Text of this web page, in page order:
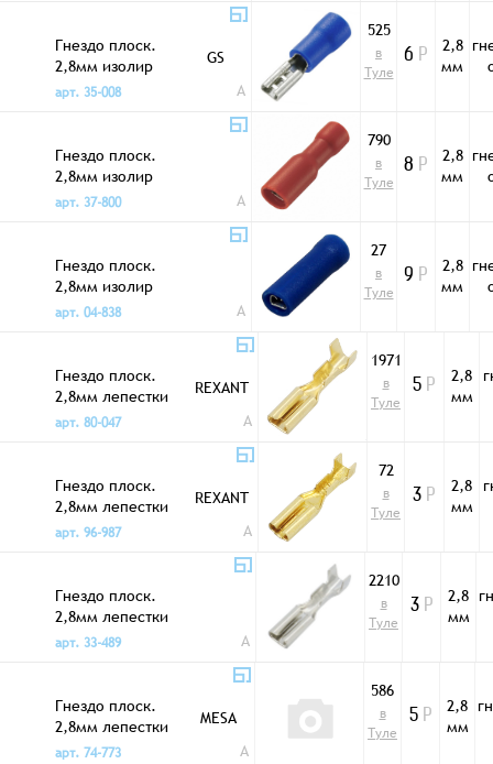
Гнездо плоск.
2,8мм изолир
FDD2-110(8)
GS
арт. 35-008
A
525
в
Туле
6 Р
2,8
мм
Гнездо плоск.
2,8мм изолир
полн FDFD1,25-
арт. 37-800 A
790
в
Туле
8 Р
2,8
мм
Гнездо плоск.
2,8мм изолир
полн FDFD2-110
арт. 04-838 A
27
в
Туле
9 Р
2,8
мм
Гнездо плоск.
2,8мм лепестки
DJ622-D2.8*0.5A
REXANT
арт. 80-047
A
1971
в
Туле
5 Р
2,8
мм
Гнездо плоск.
2,8мм лепестки
DJ622-D2.8*0.5B
REXANT
арт. 96-987
A
72
в
Туле
3 Р
2,8
мм
Гнездо плоск.
2,8мм лепестки
DJ622-D2.8*0.5B
арт. 33-489 A
2210
в
Туле
3 Р
2,8
мм
Гнездо плоск.
2,8мм лепестки
TD2104.50 DPK1 с
MESA
арт. 74-773
A
586
в
Туле
5 Р
2,8
мм